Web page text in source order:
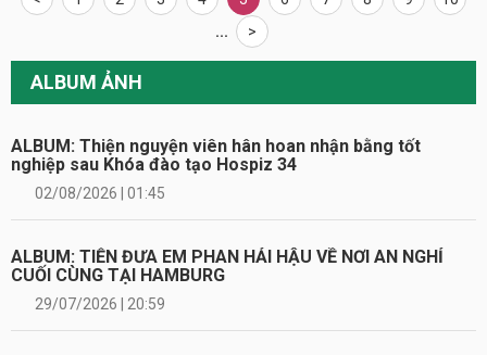
...
>
ALBUM ẢNH
ALBUM: Thiện nguyện viên hân hoan nhận bằng tốt
nghiệp sau Khóa đào tạo Hospiz 34
02/08/2026 | 01:45
ALBUM: TIỄN ĐƯA EM PHAN HẢI HẬU VỀ NƠI AN NGHỈ
CUỐI CÙNG TẠI HAMBURG
29/07/2026 | 20:59